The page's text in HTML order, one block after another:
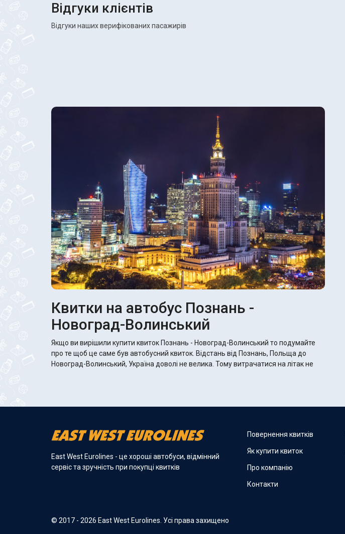
Відгуки клієнтів
Відгуки наших верифікованих пасажирів
Квитки на автобус Познань -
Новоград-Волинський
Якщо ви вирішили купити квиток Познань - Новоград-Волинський то подумайте
про те щоб це саме був автобусний квиток. Відстань від Познань, Польща до
Новоград-Волинський, Україна доволі не велика. Тому витрачатися на літак не
East West Eurolines - це хороші автобуси, відмінний
сервіс та зручність при покупці квитків
© 2017 - 2026 East West Eurolines. Усі права захищено
Повернення квитків
Як купити квиток
Про компанію
Контакти